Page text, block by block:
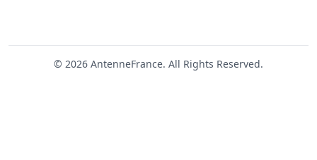
© 2026 AntenneFrance. All Rights Reserved.